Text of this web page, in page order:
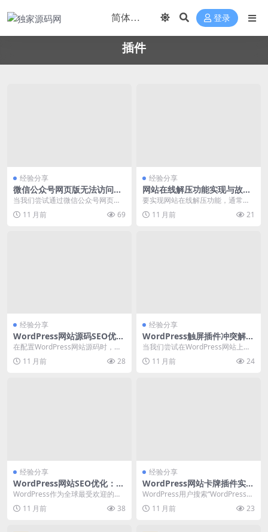
登录
插件
经验分享
微信公众号网页版无法访问解
决方法
当我们尝试通过微信公众号网页版
访问公众号内容时，可能会遇到无
法加载、白屏或者50...
11 月前 69
经验分享
网站在线解压功能实现与故障
排查
要实现网站在线解压功能，通常需
要集成第三方服务或自行开发后端
逻辑。本文将基于当前...
11 月前 21
经验分享
WordPress网站源码SEO优化
配置实战教程
在配置WordPress网站源码时，如
何进行SEO优化是许多用户关心的
问题。本文...
11 月前 28
经验分享
WordPress触屏插件冲突解决
方法与最佳实践
当我们尝试在WordPress网站上启
用触屏插件以提升移动端用户体验
时，可能会遇...
11 月前 24
经验分享
WordPress网站SEO优化：如
何提升网站排名与流量
WordPress作为全球最受欢迎的内
容管理系统（CMS），其SEO优化
能力备受...
11 月前 38
经验分享
WordPress网站卡牌插件实现
教程及性能优化方案
WordPress用户搜索“WordPress网
站卡牌插件实现教程”的频率较
高，...11 月前 23